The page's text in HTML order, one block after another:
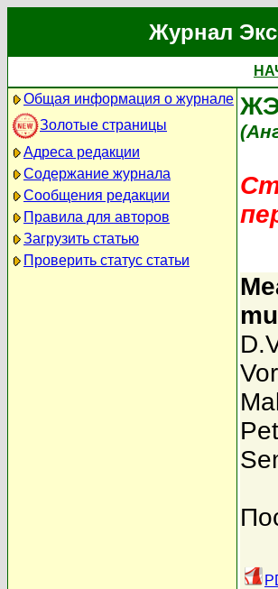
Журнал
Общая информация о журнале
Золотые страницы
Адреса редакции
Содержание журнала
Сообщения редакции
Правила для авторов
Загрузить статью
Проверить статус статьи